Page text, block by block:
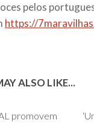
pelos
https://
ALSO LIKE...
promovem